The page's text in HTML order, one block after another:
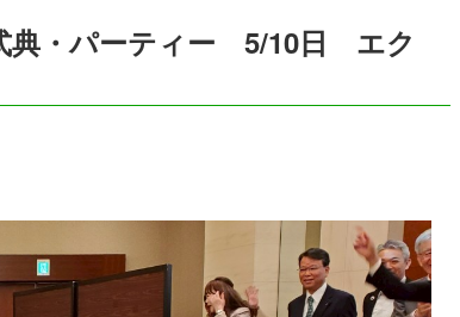
典・パーティー 5/10日 エク